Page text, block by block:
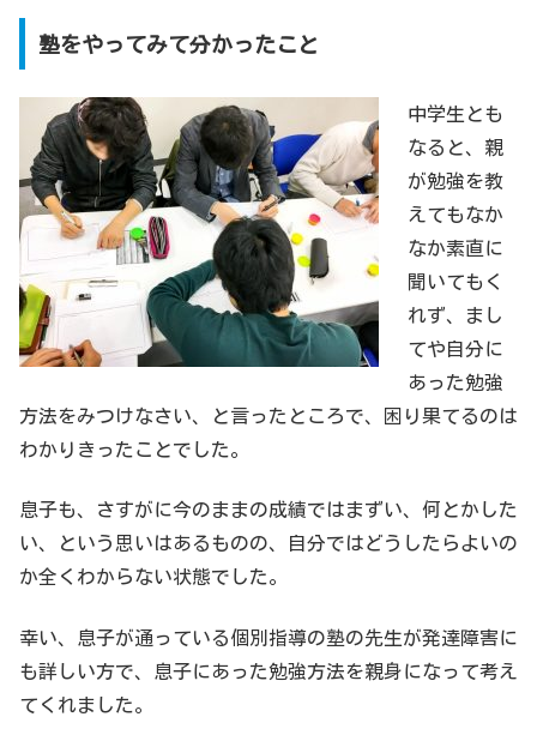
塾をやってみて分かったこと
中学生とも
なると、親
が勉強を教
えてもなか
なか素直に
聞いてもく
れず、まし
てや自分に
あった勉強
方法をみつけなさい、と言ったところで、困り果てるのは
わかりきったことでした。
息子も、さすがに今のままの成績ではまずい、何とかした
い、という思いはあるものの、自分ではどうしたらよいの
か全くわからない状態でした。
幸い、息子が通っている個別指導の塾の先生が発達障害に
も詳しい方で、息子にあった勉強方法を親身になって考え
てくれました。